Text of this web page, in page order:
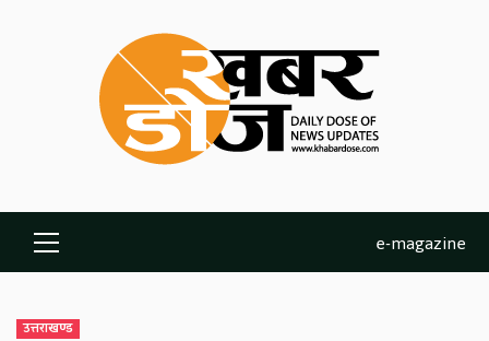
Primary
Menu
e-magazine
उत्तराखण्ड